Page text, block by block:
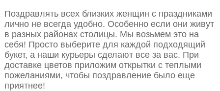
Поздравлять всех близких женщин с праздниками
лично не всегда удобно. Особенно если они живут
в разных районах столицы. Мы возьмем это на
себя! Просто выберите для каждой подходящий
букет, а наши курьеры сделают все за вас. При
доставке цветов приложим открытки с теплыми
пожеланиями, чтобы поздравление было еще
приятнее!